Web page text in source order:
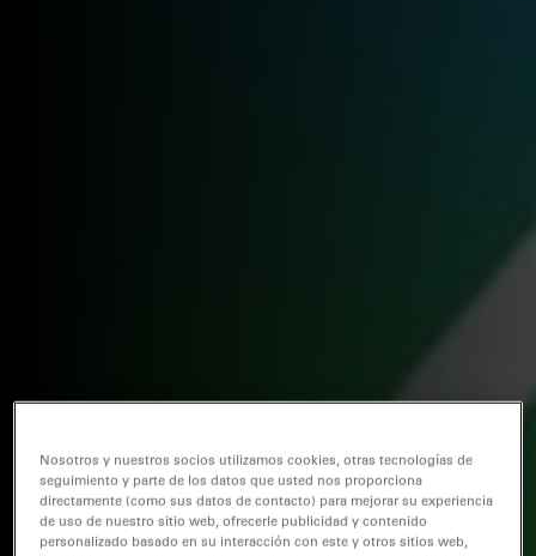
Nosotros y nuestros socios utilizamos cookies, otras tecnologías de
seguimiento y parte de los datos que usted nos proporciona
directamente (como sus datos de contacto) para mejorar su experiencia
de uso de nuestro sitio web, ofrecerle publicidad y contenido
personalizado basado en su interacción con este y otros sitios web,